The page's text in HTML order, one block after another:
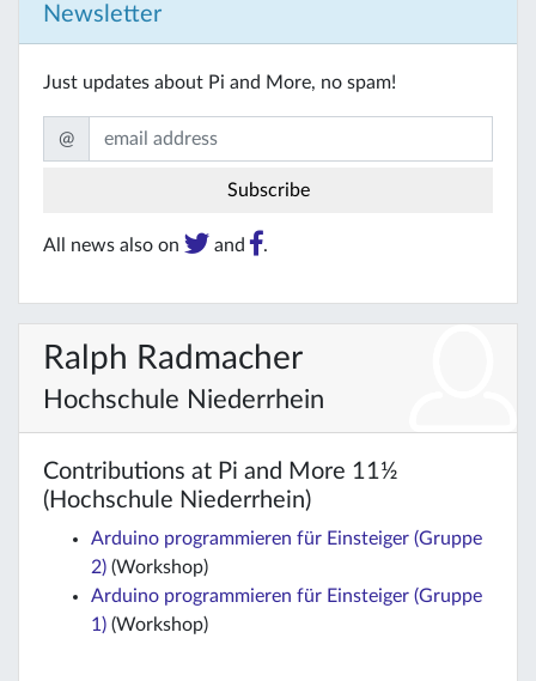
Newsletter
Just updates about Pi and More, no spam!
@
All news also on and .
Ralph Radmacher
Hochschule Niederrhein
Contributions at Pi and More 11½
(Hochschule Niederrhein)
Arduino programmieren für Einsteiger (Gruppe
2) (Workshop)
Arduino programmieren für Einsteiger (Gruppe
1) (Workshop)